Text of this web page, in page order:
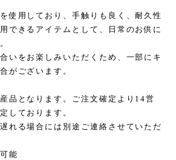
使用しており、手触りも良く、耐久性
できるアイテムとして、日常のお供に
いをお楽しみいただくため、一部にキ
がございます。
品となります。ご注文確定より14営
しております。
れる場合には別途ご連絡させていただ
能